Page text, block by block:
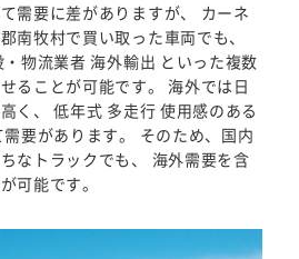
需要に差がありますが、 カーネ
南牧村で買い取った車両でも、
物流業者 海外輸出 といった複数
ることが可能です。 海外では日
く、 低年式 多走行 使用感のある
要があります。 そのため、国内
なトラックでも、 海外需要を含
可能です。